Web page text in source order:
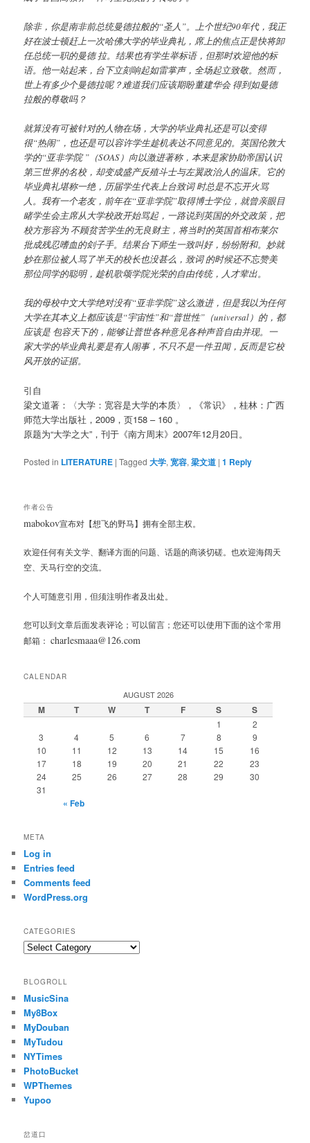
除非，你是南非前总统曼德拉般的“圣人 ”。上个世纪90年代，我正
好在波士顿赶上一次哈佛大学的毕业典礼，席上的焦点正是快将卸
任总统一职的曼德 拉。结果也有学生举标语，但那时欢迎他的标
语。他一站起来，台下立刻响起如雷掌声，全场起立致敬。然而，
世上有多少个曼德拉呢？难道我们应该期盼董建华会 得到如曼德
拉般的尊敬吗？
就算没有可被针对的人物在场，大学的毕业典礼还是可以变得
很“热闹” ，也还是可以容许学生趁机表达不同意见的。英国伦敦大
学的“亚非学院” （SOAS）向以激进著称，本来是家协助帝国认识
第三世界的名校，却变成盛产反殖斗士与左翼政治人的温床。它的
毕业典礼堪称一绝，历届学生代表上台致词 时总是不忘开火骂
人。我有一个老友，前年在“亚非学院”取得博士学位，就曾亲眼目
睹学生会主席从大学校政开始骂起，一路说到英国的外交政策，把
校方形容为 不顾贫苦学生的无良财主，将当时的英国首相布莱尔
批成残忍嗜血的刽子手。结果台下师生一致叫好，纷纷附和。妙就
妙在那位被人骂了半天的校长也没甚么，致词 的时候还不忘赞美
那位同学的聪明，趁机歌颂学院光荣的自由传统，人才辈出。
我的母校中文大学绝对没有“亚非学院”这么激进，但是我以为任何
大学在其本义上都应该是“宇宙性”和“普世性” （universal）的，都
应该是 包容天下的，能够让普世各种意见各种声音自由并现。一
家大学的毕业典礼要是有人闹事，不只不是一件丑闻，反而是它校
风开放的证据。
引自
梁文道著：〈大学：宽容是大学的本质〉，《常识》，桂林：广西
师范大学出版社，2009 ，页158 – 160 。
原题为“大学之大” ，刊于《南方周末》2007年12月20日。
Posted in LITERATURE |Tagged 大学,宽容,梁文道 |1 Reply
作者公告
mabokov宣布对【想飞的野马】拥有全部主权。
欢迎任何有关文学、翻译方面的问题、话题的商谈切磋。也欢迎海阔天
空、天马行空的交流。
个人可随意引用，但须注明作者及出处。
您可以到文章后面发表评论；可以留言；您还可以使用下面的这个常用
邮箱： charlesmaaa@126.com
CALENDAR
AUGUST 2026
M T W T F S S
1
2
3
4 5 6 7 8
9
10
11 12 13 14 15
16
17
18 19 20 21 22
23
24
25 26 27 28 29
30
31
« Feb
META
Log in
Entries feed
Comments feed
WordPress.org
CATEGORIES
Categories
BLOGROLL
MusicSina
My8Box
MyDouban
MyTudou
NYTimes
PhotoBucket
WPThemes
Yupoo
岔道口